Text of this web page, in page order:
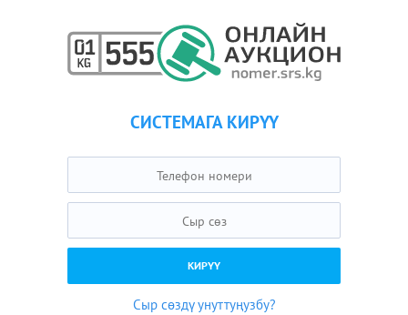
СИСТЕМАГА КИРҮҮ
Сыр сөздү унуттуңузбу?